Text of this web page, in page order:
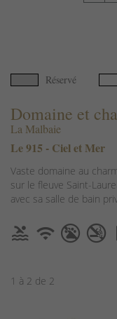
Réservé
Domaine et
La Malbaie
Le 915 - Ciel et Mer
Vaste domaine au
sur le fleuve Saint-
avec sa salle de bain
1 à 2 de 2